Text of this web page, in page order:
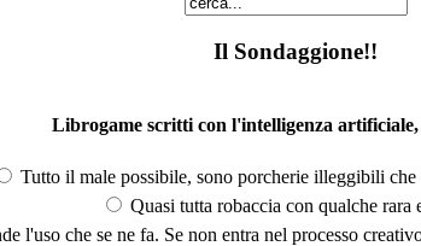
Il Sondaggione!!
Librogame scritti con l'intelligenza artificiale,
Tutto il male possibile, sono porcherie illeggibili che
Quasi tutta robaccia con qualche rara
l'uso che se ne fa. Se non entra nel processo